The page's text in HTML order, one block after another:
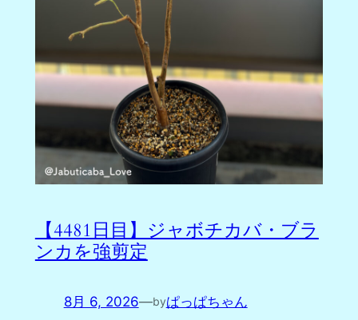
【4481日目】ジャボチカバ・ブラ
ンカを強剪定
8月 6, 2026—byぱっぱちゃん